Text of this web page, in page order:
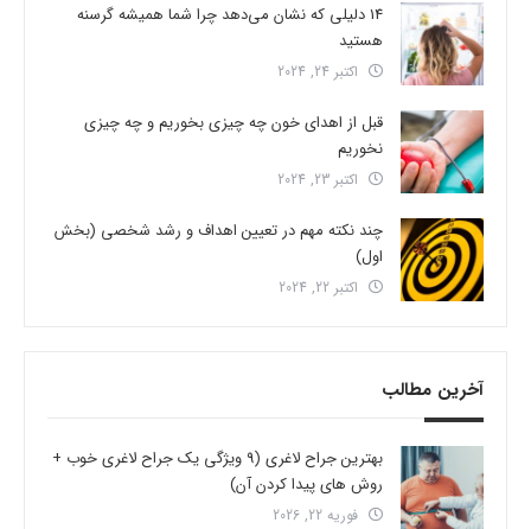
14 دلیلی که نشان می‌دهد چرا شما همیشه گرسنه
هستید
اکتبر 24, 2024
قبل از اهدای خون چه چیزی بخوریم و چه چیزی
نخوریم
اکتبر 23, 2024
چند نکته مهم در تعیین اهداف و رشد شخصی (بخش
اول)
اکتبر 22, 2024
آخرین مطالب
بهترین جراح لاغری (9 ویژگی یک جراح لاغری خوب +
روش های پیدا کردن آن)
فوریه 22, 2026